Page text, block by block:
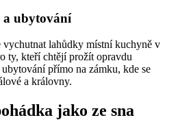
a ubytování
vychutnat lahůdky místní kuchyně v
ty, kteří chtějí prožít opravdu
přímo na zámku, kde se
a královny.
jako ze sna